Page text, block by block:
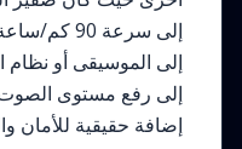
إلى الموسيقى أو نظام
إلى رفع مستوى
إضافة حقيقية للأمان